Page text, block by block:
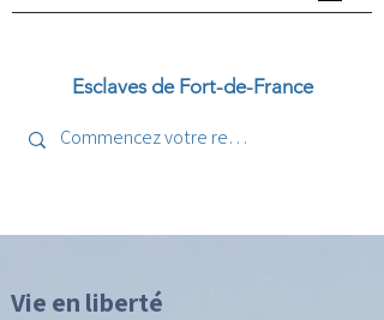
Esclaves de Fort-de-France
Vie en liberté